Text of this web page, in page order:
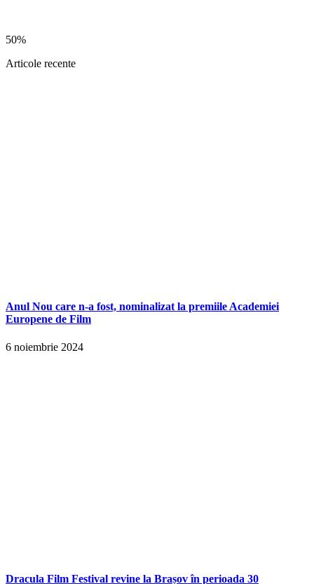
50%
Articole recente
Anul Nou care n-a fost, nominalizat la premiile Academiei
Europene de Film
6 noiembrie 2024
Dracula Film Festival revine la Brașov în perioada 30